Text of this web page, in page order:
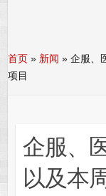
首页 » 新闻 »企服、
项目
企服、
以及本